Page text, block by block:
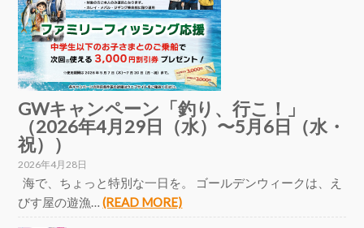
GWキャンペーン「釣り、行こ！」
（2026年4月29日（水）〜5月6日（水・
祝））
2026年4月28日
海で、ちょっと特別な一日を。 ゴールデンウィークは、え
びす屋の遊漁…(READ MORE)